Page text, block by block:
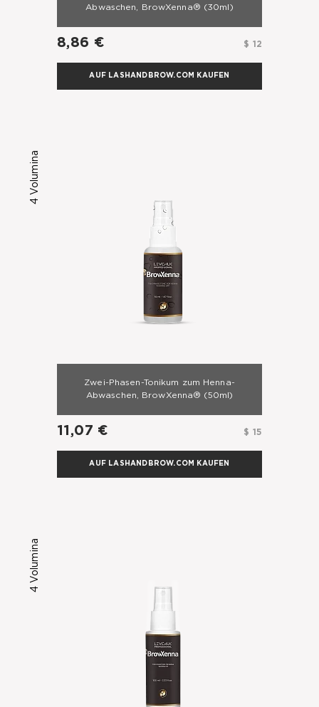
Abwaschen, BrowXenna® (30ml)
8,86 € $ 12
AUF LASHANDBROW.COM KAUFEN
4 Volumina
Zwei-Phasen-Tonikum zum Henna-
Abwaschen, BrowXenna® (50ml)
11,07 € $ 15
AUF LASHANDBROW.COM KAUFEN
4 Volumina